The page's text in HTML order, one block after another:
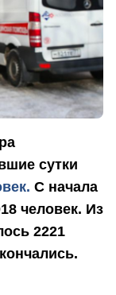
сутки
С начала
человек. Из
2221